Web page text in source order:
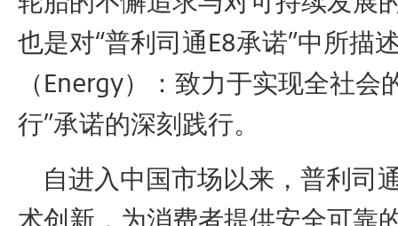
也是对“普利司通E8承诺”中所描
（Energy）：致力于实现全社会
行”承诺的深刻践行。
自进入中国市场以来，普利司
术创新，为消费者提供安全可靠